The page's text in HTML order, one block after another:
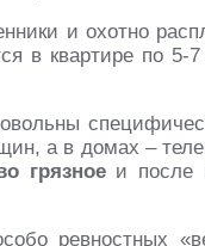
и охотно
в квартире по 5-
а в домах –
грязноеи после
ревностных